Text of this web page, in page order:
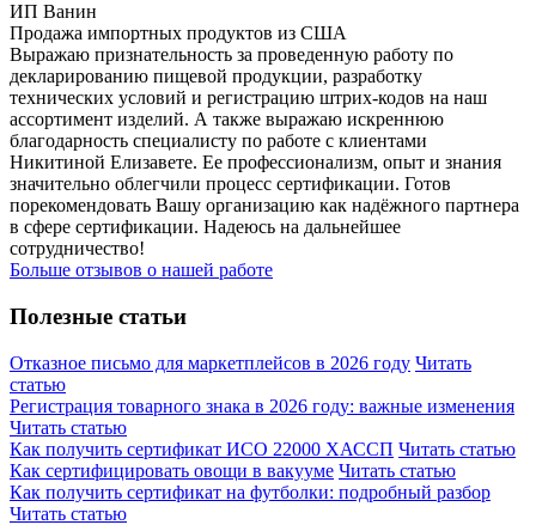
ИП Ванин
Продажа импортных продуктов из США
Выражаю признательность за проведенную работу по
декларированию пищевой продукции, разработку
технических условий и регистрацию штрих-кодов на наш
ассортимент изделий. А также выражаю искреннюю
благодарность специалисту по работе с клиентами
Никитиной Елизавете. Ее профессионализм, опыт и знания
значительно облегчили процесс сертификации. Готов
порекомендовать Вашу организацию как надёжного партнера
в сфере сертификации. Надеюсь на дальнейшее
сотрудничество!
Больше отзывов о нашей работе
Полезные статьи
Отказное письмо для маркетплейсов в 2026 году Читать
статью
Регистрация товарного знака в 2026 году: важные изменения
Читать статью
Как получить сертификат ИСО 22000 ХАССП Читать статью
Как сертифицировать овощи в вакууме Читать статью
Как получить сертификат на футболки: подробный разбор
Читать статью